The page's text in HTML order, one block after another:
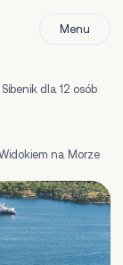
Menu
dla 12 osób
na Morze